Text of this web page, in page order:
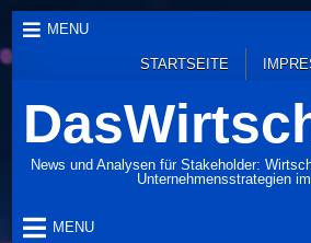
Skip
to
content
MENU
STARTSEITE
News und Analysen für Stakeholder:
Unternehmensstrategien
MENU